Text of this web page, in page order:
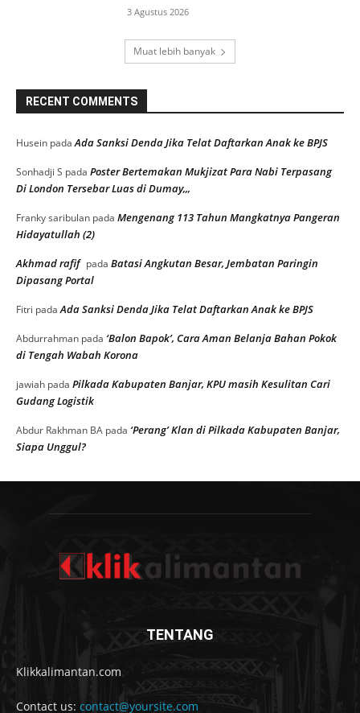
3 Agustus 2026
Muat lebih banyak
RECENT COMMENTS
Husein padaAda Sanksi Denda Jika Telat Daftarkan Anak ke BPJS
Sonhadji S pada Poster Bertemakan Mukjizat Para Nabi Terpasang
Di London Tersebar Luas di Dumay,,,
Franky saribulan pada Mengenang 113 Tahun Mangkatnya Pangeran
Hidayatullah (2)
Akhmad rafif pada Batasi Angkutan Besar, Jembatan Paringin
Dipasang Portal
Fitri padaAda Sanksi Denda Jika Telat Daftarkan Anak ke BPJS
Abdurrahman pada ‘Balon Bapok’, Cara Aman Belanja Bahan Pokok
di Tengah Wabah Korona
jawiah pada Pilkada Kabupaten Banjar, KPU masih Kesulitan Cari
Gudang Logistik
Abdur Rakhman BA pada ‘Perang’ Klan di Pilkada Kabupaten Banjar,
Siapa Unggul?
TENTANG
Klikkalimantan.com
Contact us: contact@yoursite.com